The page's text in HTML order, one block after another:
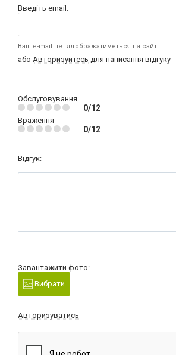
Введіть email:
Ваш e-mail не відображатиметься на сайті
або Авторизуйтесь для написання відгуку
Обслуговування
0/12
Враження
0/12
Відгук:
Завантажити фото:
Вибрати
Авторизуватись